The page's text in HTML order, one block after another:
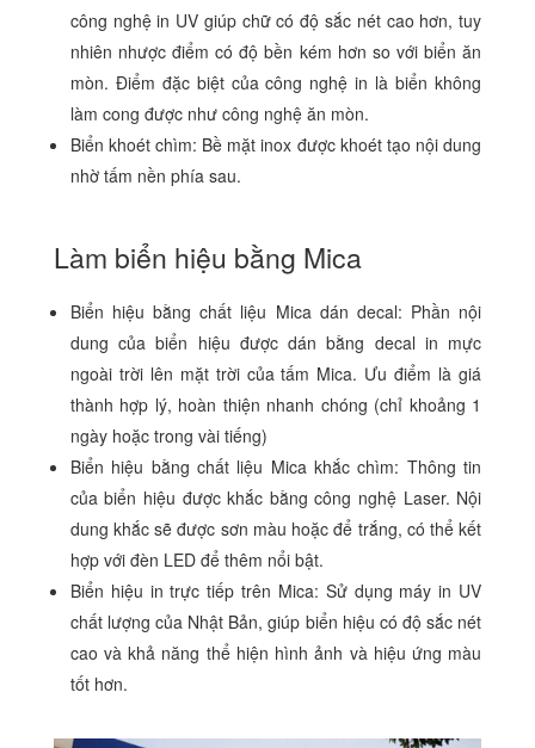
công nghệ in UV giúp chữ có độ sắc nét cao hơn, tuy
nhiên nhược điểm có độ bền kém hơn so với biển ăn
mòn. Điểm đặc biệt của công nghệ in là biển không
làm cong được như công nghệ ăn mòn.
Biển khoét chìm: Bề mặt inox được khoét tạo nội dung
nhờ tấm nền phía sau.
Làm biển hiệu bằng Mica
Biển hiệu bằng chất liệu Mica dán decal: Phần nội
dung của biển hiệu được dán bằng decal in mực
ngoài trời lên mặt trời của tấm Mica. Ưu điểm là giá
thành hợp lý, hoàn thiện nhanh chóng (chỉ khoảng 1
ngày hoặc trong vài tiếng)
Biển hiệu bằng chất liệu Mica khắc chìm: Thông tin
của biển hiệu được khắc bằng công nghệ Laser. Nội
dung khắc sẽ được sơn màu hoặc để trắng, có thể kết
hợp với đèn LED để thêm nổi bật.
Biển hiệu in trực tiếp trên Mica: Sử dụng máy in UV
chất lượng của Nhật Bản, giúp biển hiệu có độ sắc nét
cao và khả năng thể hiện hình ảnh và hiệu ứng màu
tốt hơn.